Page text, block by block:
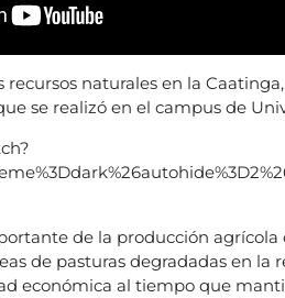
naturales en la
se realizó en el campus de
de la producción agrícola
de pasturas degradadas en la
económica al tiempo que